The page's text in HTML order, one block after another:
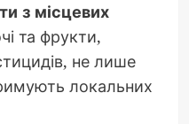
з місцевих
та фрукти,
не лише
локальних